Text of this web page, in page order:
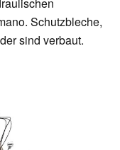
Schutzbleche,
sind verbaut.